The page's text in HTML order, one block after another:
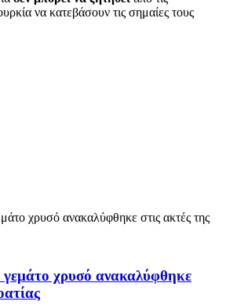
να κατεβάσουν τις σημαίες τους
γεμάτο χρυσό ανακαλύφθηκε